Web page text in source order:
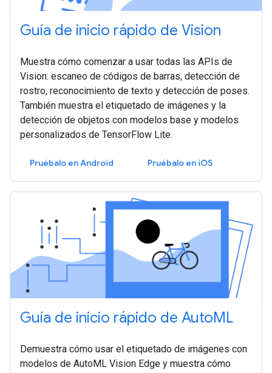
Guía de inicio rápido de Vision
Muestra cómo comenzar a usar todas las APIs de
Vision: escaneo de códigos de barras, detección de
rostro, reconocimiento de texto y detección de poses.
También muestra el etiquetado de imágenes y la
detección de objetos con modelos base y modelos
personalizados de TensorFlow Lite.
Pruébalo en Android Pruébalo en iOS
Guía de inicio rápido de AutoML
Demuestra cómo usar el etiquetado de imágenes con
modelos de AutoML Vision Edge y muestra cómo